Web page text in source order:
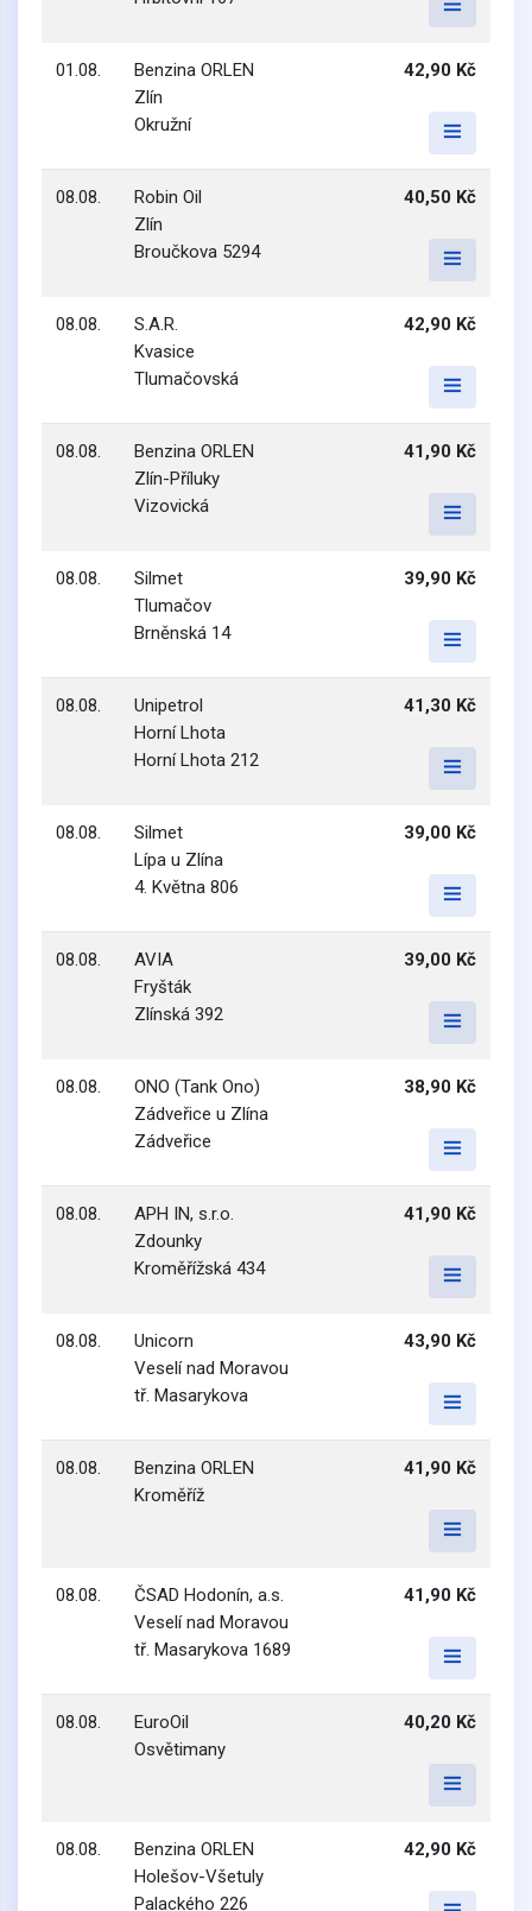
01.08.
Benzina ORLEN
Zlín
Okružní
42,90 Kč
08.08.
Robin Oil
Zlín
Broučkova 5294
40,50 Kč
08.08.
S.A.R.
Kvasice
Tlumačovská
42,90 Kč
08.08.
Benzina ORLEN
Zlín-Příluky
Vizovická
41,90 Kč
08.08.
Silmet
Tlumačov
Brněnská 14
39,90 Kč
08.08.
Unipetrol
Horní Lhota
Horní Lhota 212
41,30 Kč
08.08.
Silmet
Lípa u Zlína
4. Května 806
39,00 Kč
08.08.
AVIA
Fryšták
Zlínská 392
39,00 Kč
08.08.
ONO (Tank Ono)
Zádveřice u Zlína
Zádveřice
38,90 Kč
08.08.
APH IN, s.r.o.
Zdounky
Kroměřížská 434
41,90 Kč
08.08.
Unicorn
Veselí nad Moravou
tř. Masarykova
43,90 Kč
08.08.
Benzina ORLEN
Kroměříž
41,90 Kč
08.08.
ČSAD Hodonín, a.s.
Veselí nad Moravou
tř. Masarykova 1689
41,90 Kč
08.08.
EuroOil
Osvětimany
40,20 Kč
08.08.
Benzina ORLEN
Holešov-Všetuly
Palackého 226
42,90 Kč